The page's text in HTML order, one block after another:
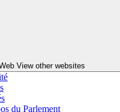
View other websites
du Parlement